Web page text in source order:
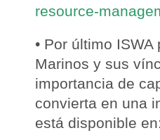
resource-
• Por último
Marinos y sus
importancia de
convierta en una
está disponible